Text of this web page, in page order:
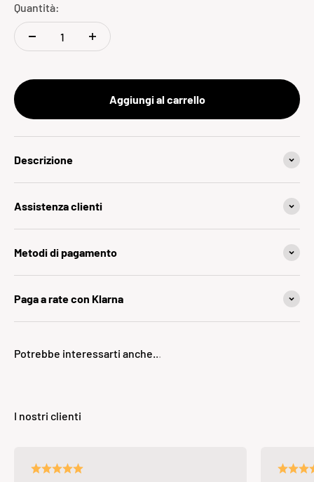
Quantità:
Aggiungi al carrello
Descrizione
Assistenza clienti
Metodi di pagamento
Paga a rate con Klarna